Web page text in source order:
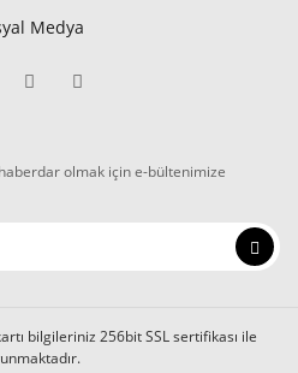
Medya
olmak için e-bültenimize
bilgileriniz 256bit SSL sertifikası ile